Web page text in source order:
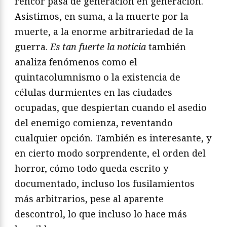
Asistimos, en suma, a la muerte por la
muerte, a la enorme arbitrariedad de la
guerra. Es tan fuerte la noticia también
analiza fenómenos como el
quintacolumnismo o la existencia de
células durmientes en las ciudades
ocupadas, que despiertan cuando el asedio
del enemigo comienza, reventando
cualquier opción. También es interesante, y
en cierto modo sorprendente, el orden del
horror, cómo todo queda escrito y
documentado, incluso los fusilamientos
más arbitrarios, pese al aparente
descontrol, lo que incluso lo hace más